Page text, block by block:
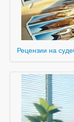
Рецензии на